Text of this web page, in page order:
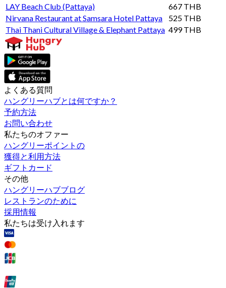
LAY Beach Club (Pattaya)
667 THB
Nirvana Restaurant at Samsara Hotel Pattaya
525 THB
Thai Thani Cultural Village & Elephant Pattaya 499 THB
よくある質問
ハングリーハブとは何ですか？
予約方法
お問い合わせ
私たちのオファー
ハングリーポイントの
獲得と利用方法
ギフトカード
その他
ハングリーハブブログ
レストランのために
採用情報
私たちは受け入れます